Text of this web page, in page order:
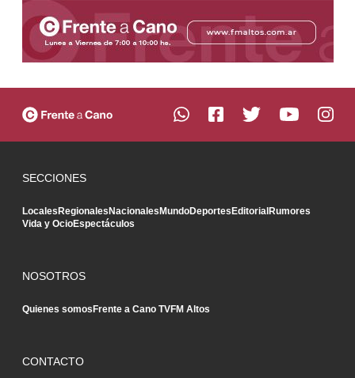
SECCIONES
LocalesRegionalesNacionalesMundoDeportesEditorialRumores
Vida y OcioEspectáculos
NOSOTROS
Quienes somosFrente a Cano TVFM Altos
CONTACTO